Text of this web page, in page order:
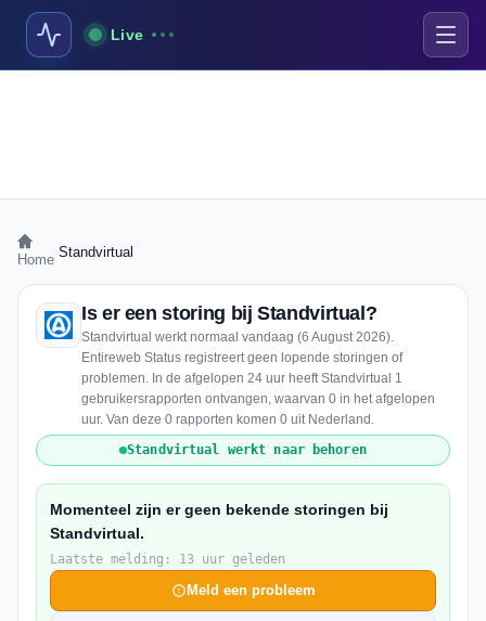
Live
Home Standvirtual
Is er een storing bij Standvirtual?
Standvirtual werkt normaal vandaag (6 August 2026).
Entireweb Status registreert geen lopende storingen of
problemen. In de afgelopen 24 uur heeft Standvirtual 1
gebruikersrapporten ontvangen, waarvan 0 in het afgelopen
uur. Van deze 0 rapporten komen 0 uit Nederland.
Standvirtual werkt naar behoren
Momenteel zijn er geen bekende storingen bij
Standvirtual.
Laatste melding: 13 uur geleden
Meld een probleem